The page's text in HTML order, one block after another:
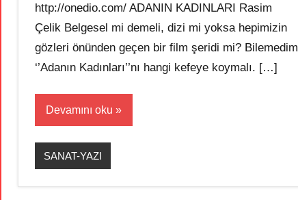
http://onedio.com/ ADANIN KADINLARI Rasim
Çelik Belgesel mi demeli, dizi mi yoksa hepimizin
gözleri önünden geçen bir film şeridi mi? Bilemedim
‘’Adanın Kadınları’’nı hangi kefeye koymalı. […]
Devamını oku
SANAT-YAZI